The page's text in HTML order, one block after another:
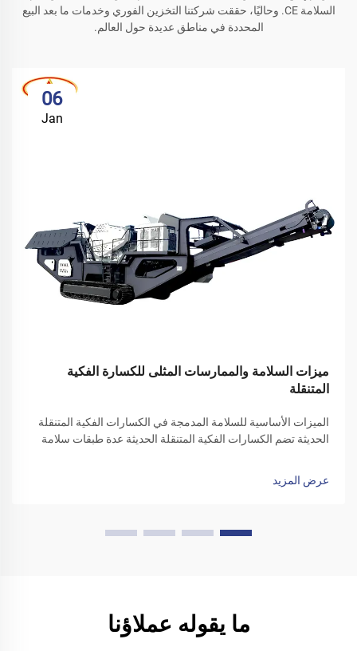
السلامة CE. وحاليًا، حققت شركتنا التخزين الفوري وخدمات ما بعد البيع
المحددة في مناطق عديدة حول العالم.
06
Jan
ميزات السلامة والممارسات المثلى للكسارة الفكية
المتنقلة
الميزات الأساسية للسلامة المدمجة في الكسارات الفكية المتنقلة
الحديثة تضم الكسارات الفكية المتنقلة الحديثة عدة طبقات سلامة
ومتطلبات التشغيل الواقعية. زر الطوارئ...
عرض المزيد
ما يقوله عملاؤنا